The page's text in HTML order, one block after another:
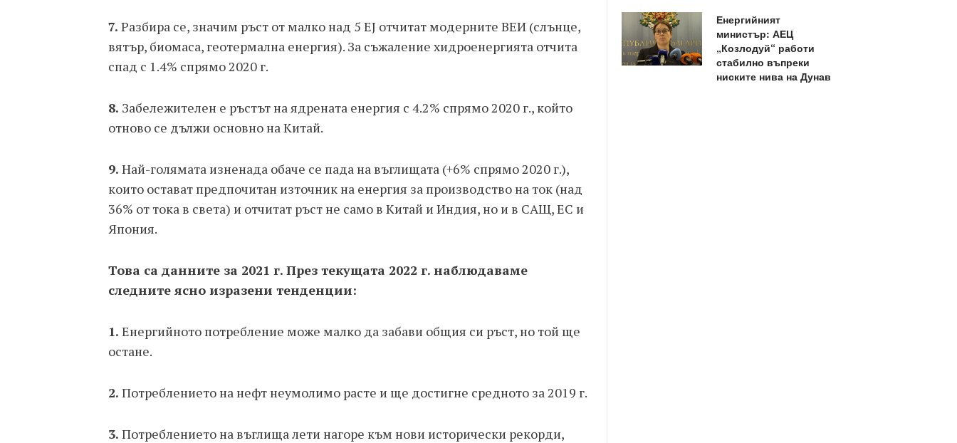
7. Разбира се, значим ръст от малко над 5 EJ отчитат модерните ВЕИ (слънце,
вятър, биомаса, геотермална енергия). За съжаление хидроенергията отчита
спад с 1.4% спрямо 2020 г.
8. Забележителен е ръстът на ядрената енергия с 4.2% спрямо 2020 г., който
отново се дължи основно на Китай.
9. Най-голямата изненада обаче се пада на въглищата (+6% спрямо 2020 г.),
които остават предпочитан източник на енергия за производство на ток (над
36% от тока в света) и отчитат ръст не само в Китай и Индия, но и в САЩ, ЕС и
Япония.
Това са данните за 2021 г. През текущата 2022 г. наблюдаваме
следните ясно изразени тенденции:
1. Енергийното потребление може малко да забави общия си ръст, но той ще
остане.
2. Потреблението на нефт неумолимо расте и ще достигне средното за 2019 г.
3. Потреблението на въглища лети нагоре към нови исторически рекорди,
Енергийният
министър: АЕЦ
„Козлодуй“ работи
стабилно въпреки
ниските нива на Дунав